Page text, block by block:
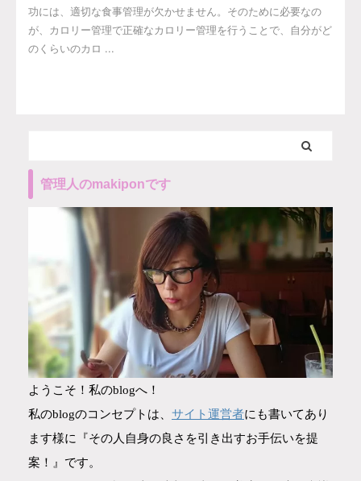
功には、適切な食事管理が欠かせません。そのために必要なの
が、カロリー管理で正確なカロリー管理を行うことで、自分がど
のくらいのカロ ...
管理人のmakiponです
ようこそ！私のblogへ！
私のblogのコンセプトは、 サイト運営者にも書いてあり
ます様に『その人自身の良さを引き出すお手伝いを提
案！』です。